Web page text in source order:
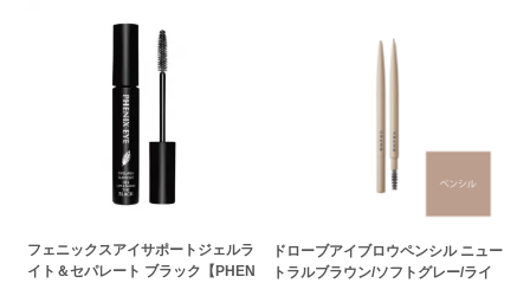
フェニックスアイサポートジェルラ
イト＆セパレート ブラック【PHEN
ドローブアイブロウペンシル ニュー
トラルブラウン/ソフトグレー/ライ